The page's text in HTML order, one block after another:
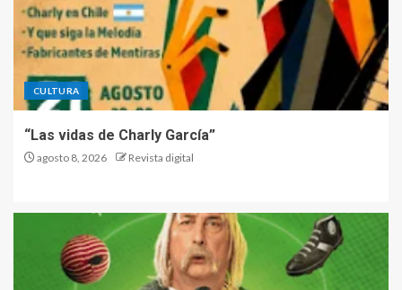
CULTURA
“Las vidas de Charly García”
agosto 8, 2026 Revista digital